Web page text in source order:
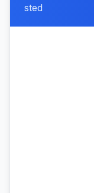
sted